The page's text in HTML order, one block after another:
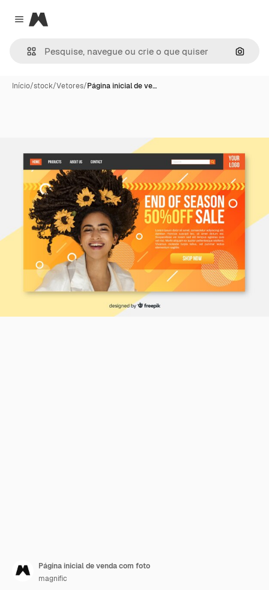
Close menu
Magnific
Início/stock/Vetores/Página inicial de ve…
Página inicial de venda com foto
magnific